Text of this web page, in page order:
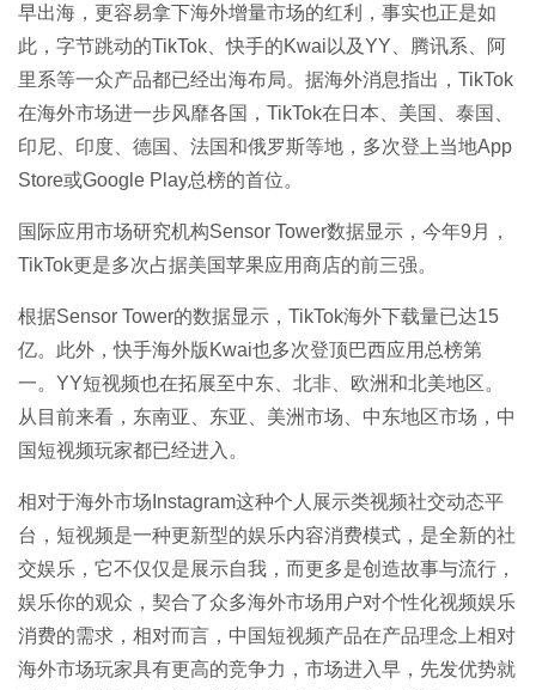
早出海，更容易拿下海外增量市场的红利，事实也正是如
此，字节跳动的TikTok、快手的Kwai以及YY、腾讯系、阿
里系等一众产品都已经出海布局。据海外消息指出，TikTok
在海外市场进一步风靡各国，TikTok在日本、美国、泰国、
印尼、印度、德国、法国和俄罗斯等地，多次登上当地App
Store或Google Play总榜的首位。
国际应用市场研究机构Sensor Tower数据显示，今年9月，
TikTok更是多次占据美国苹果应用商店的前三强。
根据Sensor Tower的数据显示，TikTok海外下载量已达15
亿。此外，快手海外版Kwai也多次登顶巴西应用总榜第
一。YY短视频也在拓展至中东、北非、欧洲和北美地区。
从目前来看，东南亚、东亚、美洲市场、中东地区市场，中
国短视频玩家都已经进入。
相对于海外市场Instagram这种个人展示类视频社交动态平
台，短视频是一种更新型的娱乐内容消费模式，是全新的社
交娱乐，它不仅仅是展示自我，而更多是创造故事与流行，
娱乐你的观众，契合了众多海外市场用户对个性化视频娱乐
消费的需求，相对而言，中国短视频产品在产品理念上相对
海外市场玩家具有更高的竞争力，市场进入早，先发优势就